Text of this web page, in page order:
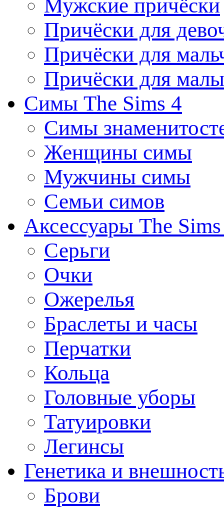
Мужские причёски
Причёски для
Причёски для
Причёски для
Симы The Sims 4
Симы
Женщины симы
Мужчины симы
Семьи симов
Аксессуары The
Серьги
Очки
Ожерелья
Браслеты и часы
Перчатки
Кольца
Головные уборы
Татуировки
Легинсы
Генетика и
Брови